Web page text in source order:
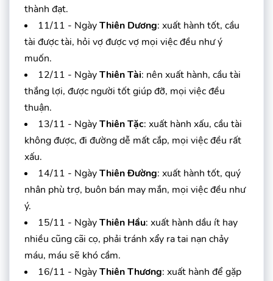
thành đạt.
11/11 - NgàyThiên Dương: xuất hành tốt, cầu
tài được tài, hỏi vợ được vợ mọi việc đều như ý
muốn.
12/11 - NgàyThiên Tài: nên xuất hành, cầu tài
thắng lợi, được người tốt giúp đỡ, mọi việc đều
thuận.
13/11 - NgàyThiên Tặc: xuất hành xấu, cầu tài
không được, đi đường dễ mất cắp, mọi việc đều rất
xấu.
14/11 - NgàyThiên Đường: xuất hành tốt, quý
nhân phù trợ, buôn bán may mắn, mọi việc đều như
ý.
15/11 - NgàyThiên Hầu: xuất hành dầu ít hay
nhiều cũng cãi cọ, phải tránh xẩy ra tai nạn chảy
máu, máu sẽ khó cầm.
16/11 - NgàyThiên Thương: xuất hành để gặp